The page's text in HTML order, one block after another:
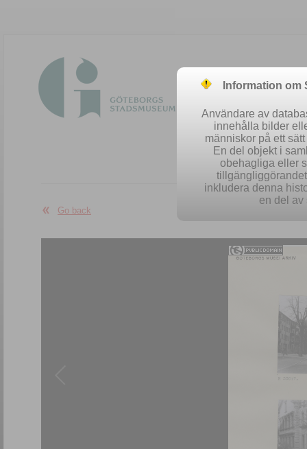
Easy
Go back
Information
Användare av
innehålla bilder
människor på ett
En del objekt i
obehagliga eller
inkludera denna
en del av